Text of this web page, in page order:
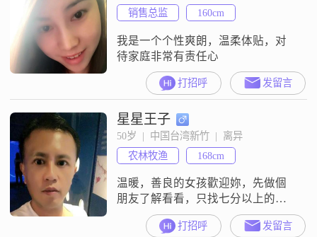
销售总监
160cm
我是一个个性爽朗，温柔体贴，对
待家庭非常有责任心
打招呼 发留言
星星王子
50岁  |  中国台湾新竹  |  离异
农林牧渔
168cm
温暖，善良的女孩歡迎妳，先做個
朋友了解看看，只找七分以上的女
生，SORRy
打招呼 发留言